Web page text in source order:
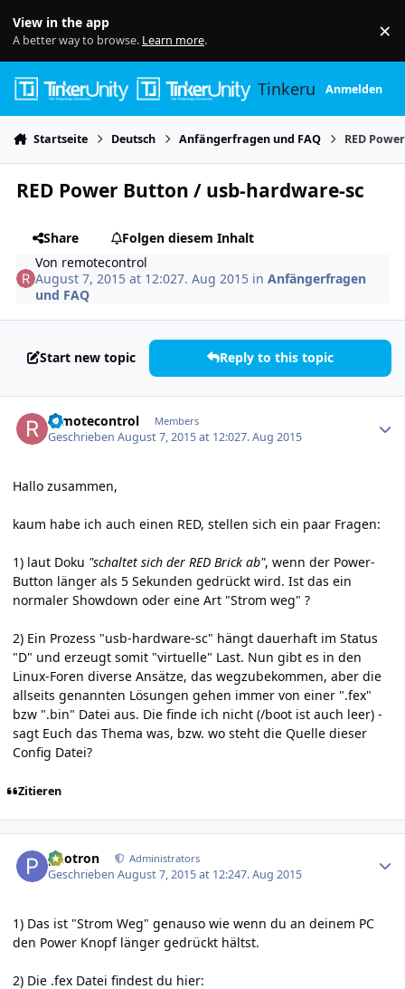
View in the app
A better way to browse. Learn more. ×
TinkerunityAnmelden
Startseite Deutsch Anfängerfragen und FAQ RED
RED Power Button / usb-hardware-sc
Share
Folgen diesem Inhalt
Von remotecontrol
August 7, 2015 at 12:027. Aug 2015 inAnfängerfragen
und FAQ
Start new topic Reply to this topic
remotecontrol Members
GeschriebenAugust 7, 2015 at 12:027. Aug 2015
Hallo zusammen,
kaum habe ich auch einen RED, stellen sich ein paar Fragen:
1) laut Doku "schaltet sich der RED Brick ab", wenn der Power-
Button länger als 5 Sekunden gedrückt wird. Ist das ein
normaler Showdown oder eine Art "Strom weg" ?
2) Ein Prozess "usb-hardware-sc" hängt dauerhaft im Status
"D" und erzeugt somit "virtuelle" Last. Nun gibt es in den
Linux-Foren diverse Ansätze, das wegzubekommen, aber die
allseits genannten Lösungen gehen immer von einer ".fex"
bzw ".bin" Datei aus. Die finde ich nicht (/boot ist auch leer) -
sagt Euch das Thema was, bzw. wo steht die Quelle dieser
Config Datei?
Zitieren
photron Administrators
GeschriebenAugust 7, 2015 at 12:247. Aug 2015
1) Das ist "Strom Weg" genauso wie wenn du an deinem PC
den Power Knopf länger gedrückt hältst.
2) Die .fex Datei findest du hier: